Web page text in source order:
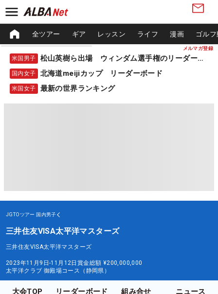
メルマガ登録
全ツアー ギア レッスン ライフ 漫画 ゴル
米国男子 松山英樹ら出場 ウィンダム選手権のリーダーボード
国内女子 北海道meijiカップ リーダーボード
米国女子 最新の世界ランキング
JGTOツアー 国内男子
三井住友VISA太平洋マスターズ
三井住友VISA太平洋マスターズ
2023年11月9日-11月12日 賞金総額 ¥200,000,000
太平洋クラブ 御殿場コース（静岡県）
大会TOP リーダーボード 組み合せ ニュース